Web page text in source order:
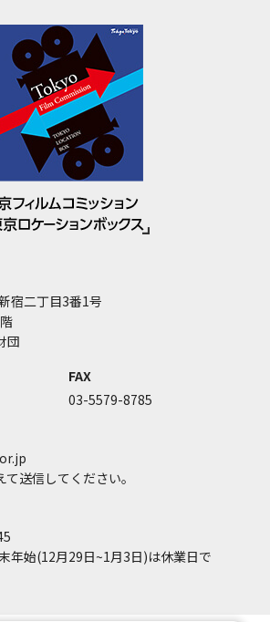
宿二丁目3番1号
団
FAX
03-5579-8785
送信してください。
年始(12月29日~1月3日)は休業日で